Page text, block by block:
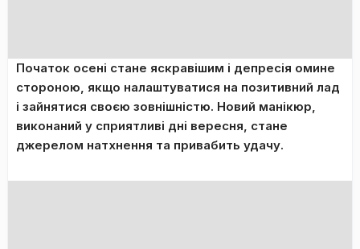
Початок осені стане яскравішим і депресія омине
стороною, якщо налаштуватися на позитивний лад
і зайнятися своєю зовнішністю. Новий манікюр,
виконаний у сприятливі дні вересня, стане
джерелом натхнення та привабить удачу.